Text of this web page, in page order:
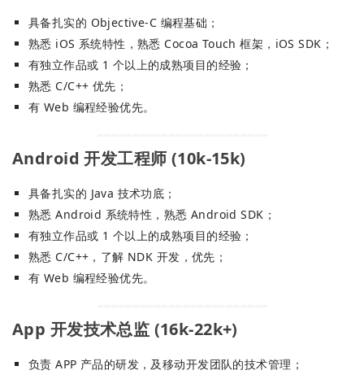
具备扎实的 Objective-C 编程基础；
熟悉 iOS 系统特性，熟悉 Cocoa Touch 框架，iOS SDK；
有独立作品或 1 个以上的成熟项目的经验；
熟悉 C/C++ 优先；
有 Web 编程经验优先。
Android 开发工程师 (10k-15k)
具备扎实的 Java 技术功底；
熟悉 Android 系统特性，熟悉 Android SDK；
有独立作品或 1 个以上的成熟项目的经验；
熟悉 C/C++，了解 NDK 开发，优先；
有 Web 编程经验优先。
App 开发技术总监 (16k-22k+)
负责 APP 产品的研发，及移动开发团队的技术管理；